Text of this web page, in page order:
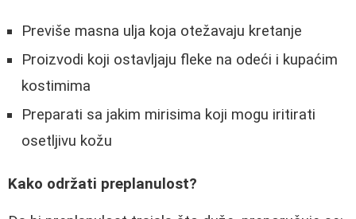
Previše masna ulja koja otežavaju kretanje
Proizvodi koji ostavljaju fleke na odeći i kupaćim
kostimima
Preparati sa jakim mirisima koji mogu iritirati
osetljivu kožu
Kako održati preplanulost?